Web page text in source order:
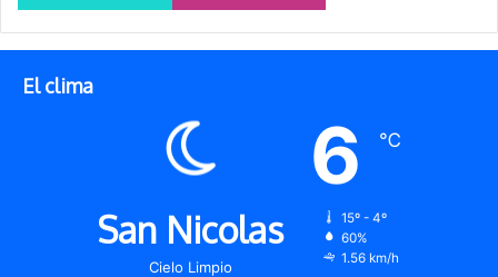
El clima
San Nicolas
Cielo Limpio
6 ℃
15º - 4º
60%
1.56 km/h